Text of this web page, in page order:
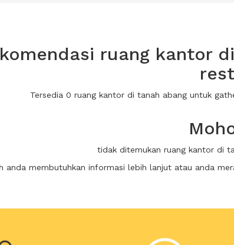
ruang kantor
Tersedia 0 ruang kantor di tanah abang untuk
tidak ditemukan ruang kantor di
anda membutuhkan informasi lebih lanjut atau anda